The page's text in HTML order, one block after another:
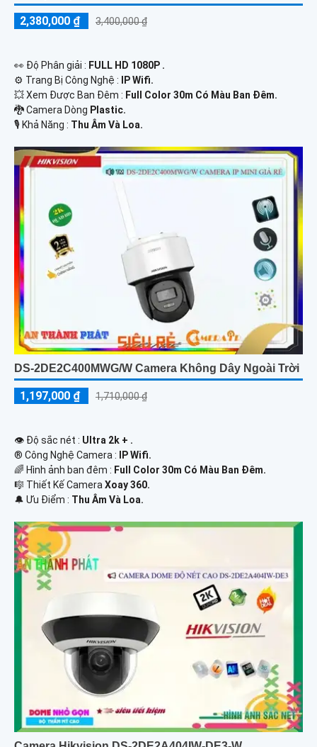
2,380,000 ₫ 3,400,000 ₫
️👀 Độ Phân giải : FULL HD 1080P .
⚙ Trang Bị Công Nghệ :
IP Wifi.
💥 Xem Được Ban Đêm : Full Color 30m Có Màu Ban Ðêm.
🐉️ Camera Dòng Plastic.
️🎙 Khả Năng : Thu Âm Và Loa.
DS-2DE2C400MWG/W Camera Không Dây Ngoài Trời
1,197,000 ₫ 1,710,000 ₫
👁 Độ sắc nét : Ultra 2k + .
®️ Công Nghệ Camera :
IP Wifi.
🌈 Hình ảnh ban đêm : Full Color 30m Có Màu Ban Ðêm.
🎼️ Thiết Kế CameraXoay 360.
️🔔 Ưu Điểm : Thu Âm Và Loa.